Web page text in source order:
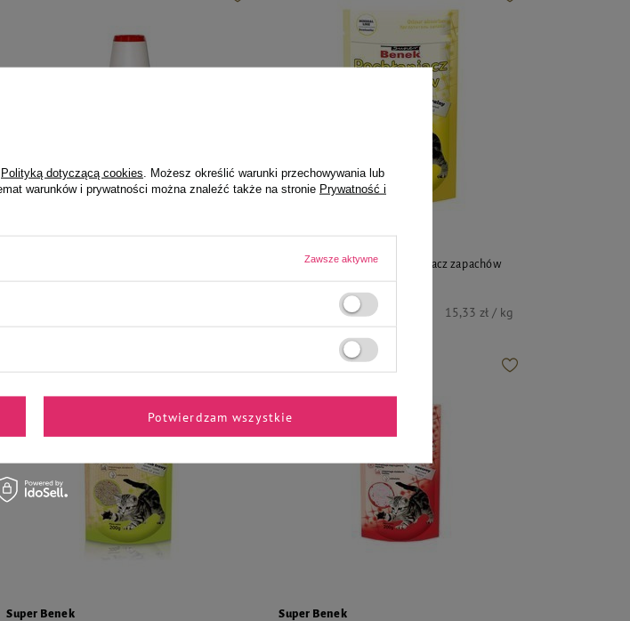
Certech Super Benek Pochłaniacz zapachów
15,33 zł / kg
Super Benek
Super Benek
Polityką dotyczącą cookies . Możesz określić warunki przechowywania lub
warunków i prywatności można znaleźć także na stronie Prywatność i
Zawsze aktywne
Potwierdzam wszystkie